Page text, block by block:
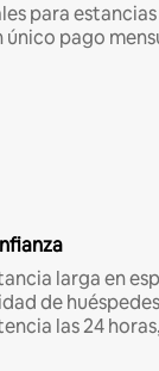
para
único pago
larga en
de
las 24